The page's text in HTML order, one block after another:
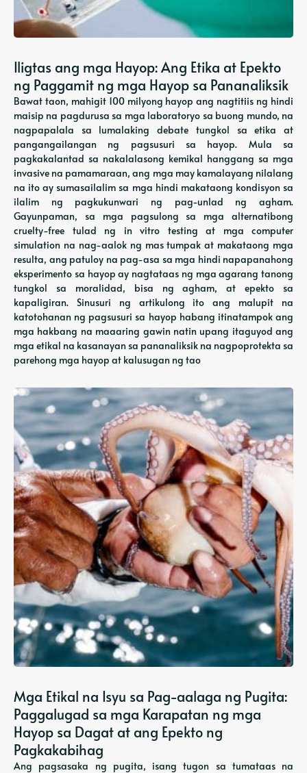
Iligtas ang mga Hayop: Ang Etika at Epekto
ng Paggamit ng mga Hayop sa Pananaliksik
Bawat taon, mahigit 100 milyong hayop ang nagtitiis ng hindi
maisip na pagdurusa sa mga laboratoryo sa buong mundo, na
nagpapalala sa lumalaking debate tungkol sa etika at
pangangailangan ng pagsusuri sa hayop. Mula sa
pagkakalantad sa nakalalasong kemikal hanggang sa mga
invasive na pamamaraan, ang mga may kamalayang nilalang
na ito ay sumasailalim sa mga hindi makataong kondisyon sa
ilalim ng pagkukunwari ng pag-unlad ng agham.
Gayunpaman, sa mga pagsulong sa mga alternatibong
cruelty-free tulad ng in vitro testing at mga computer
simulation na nag-aalok ng mas tumpak at makataong mga
resulta, ang patuloy na pag-asa sa mga hindi napapanahong
eksperimento sa hayop ay nagtataas ng mga agarang tanong
tungkol sa moralidad, bisa ng agham, at epekto sa
kapaligiran. Sinusuri ng artikulong ito ang malupit na
katotohanan ng pagsusuri sa hayop habang itinatampok ang
mga hakbang na maaaring gawin natin upang itaguyod ang
mga etikal na kasanayan sa pananaliksik na nagpoprotekta sa
parehong mga hayop at kalusugan ng tao
Mga Etikal na Isyu sa Pag-aalaga ng Pugita:
Paggalugad sa mga Karapatan ng mga
Hayop sa Dagat at ang Epekto ng
Pagkakabihag
Ang pagsasaka ng pugita, isang tugon sa tumataas na